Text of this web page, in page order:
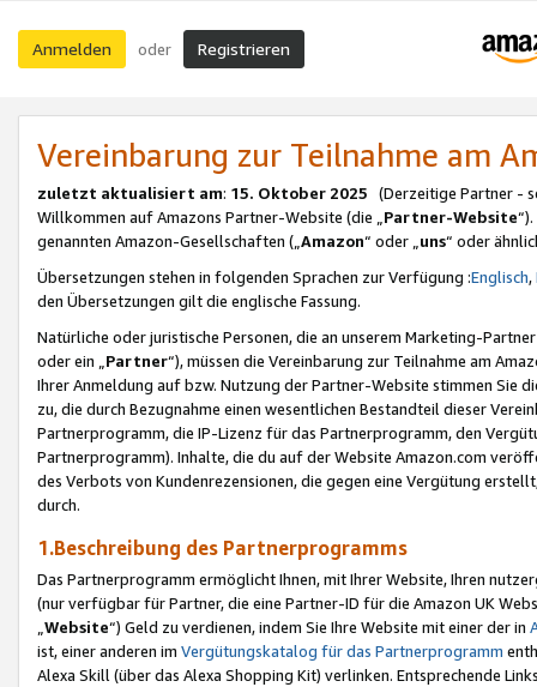
Anmelden oder Registrieren
Vereinbarung zur Teilnahme am
zuletzt aktualisiert am: 15. Oktober 2025 (Derzeitige Partner -
Willkommen auf Amazons Partner-Website (die „Partner-Website
genannten Amazon-Gesellschaften („Amazon“ oder „uns“ oder
Übersetzungen stehen in folgenden Sprachen zur Verfügung :Englisch,
den Übersetzungen gilt die englische Fassung.
Natürliche oder juristische Personen, die an unserem Marketing-
oder ein „Partner“), müssen die Vereinbarung zur Teilnahme am
Ihrer Anmeldung auf bzw. Nutzung der Partner-Website stimmen Sie
zu, die durch Bezugnahme einen wesentlichen Bestandteil dieser
Partnerprogramm, die IP-Lizenz für das Partnerprogramm, den
Partnerprogramm). Inhalte, die du auf der Website Amazon.com
des Verbots von Kundenrezensionen, die gegen eine Vergütung
durch.
1.Beschreibung des Partnerprogramms
Das Partnerprogramm ermöglicht Ihnen, mit Ihrer Website, Ihren
(nur verfügbar für Partner, die eine Partner-ID für die Amazon UK
Website“) Geld zu verdienen, indem Sie Ihre Website mit einer der in
ist, einer anderen im Vergütungskatalog für das Partnerprogramm
Alexa Skill (über das Alexa Shopping Kit) verlinken. Entsprechende